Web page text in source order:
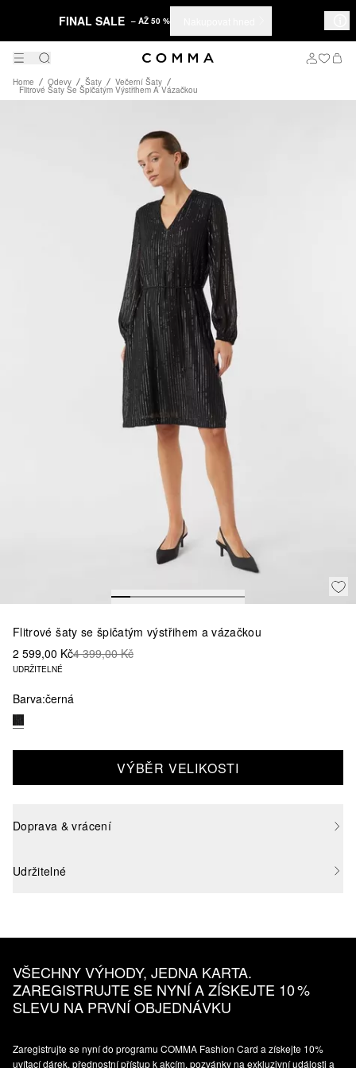
FINAL SALE – AŽ 50 %
Home Odevy Šaty Večerní Šaty
Flitrové Šaty Se Špičatým Výstřihem A Vázačkou
Flitrové šaty se špičatým výstřihem a vázačkou
2 599,00 Kč4 399,00 Kč
UDRŽITELNÉ
Barva:černá
VÝBĚR VELIKOSTI
Doprava & vrácení
Udržitelné
VŠECHNY VÝHODY, JEDNA KARTA.
ZAREGISTRUJTE SE NYNÍ A ZÍSKEJTE 10 %
SLEVU NA PRVNÍ OBJEDNÁVKU
Zaregistrujte se nyní do programu COMMA Fashion Card a získejte 10%
uvítací dárek, přednostní přístup k akcím, pozvánky na exkluzivní události a